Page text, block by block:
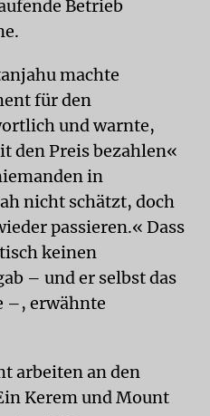
Betrieb
machte
für den
und warnte,
den Preis bezahlen«
in
nicht schätzt, doch
passieren.« Dass
keinen
– und er selbst das
–, erwähnte
arbeiten an den
Kerem und Mount